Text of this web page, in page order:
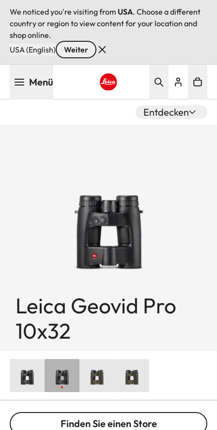
We noticed you're visiting from USA. Choose a different
country or region to view content for your location and
shop online.
USA (English)
Weiter
Menü
Entdecken
Leica Geovid Pro
10x32
Finden Sie einen Store